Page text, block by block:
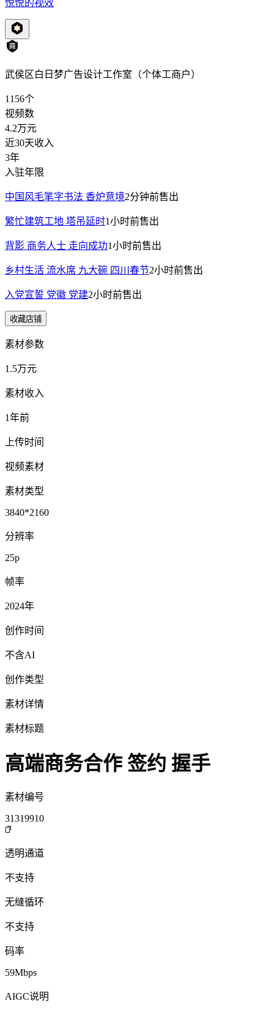
悦悦的视效
武侯区白日梦广告设计工作室（个体工商户）
1156个
视频数
4.2万元
近30天收入
3年
入驻年限
中国风毛笔字书法 香炉意境2分钟前售出
繁忙建筑工地 塔吊延时1小时前售出
背影 商务人士 走向成功1小时前售出
乡村生活 流水席 九大碗 四川春节2小时前售出
入党宣誓 党徽 党建2小时前售出
收藏店铺
素材参数
1.5万元
素材收入
1年前
上传时间
视频素材
素材类型
3840*2160
分辨率
25p
帧率
2024年
创作时间
不含AI
创作类型
素材详情
素材标题
高端商务合作 签约 握手
素材编号
31319910
透明通道
不支持
无缝循环
不支持
码率
59Mbps
AIGC说明